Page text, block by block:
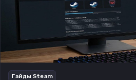
Гайды Steam